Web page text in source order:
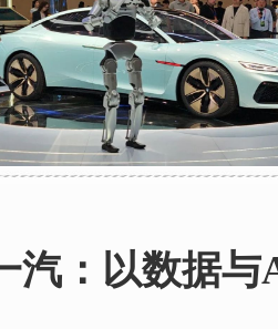
汽：以数据